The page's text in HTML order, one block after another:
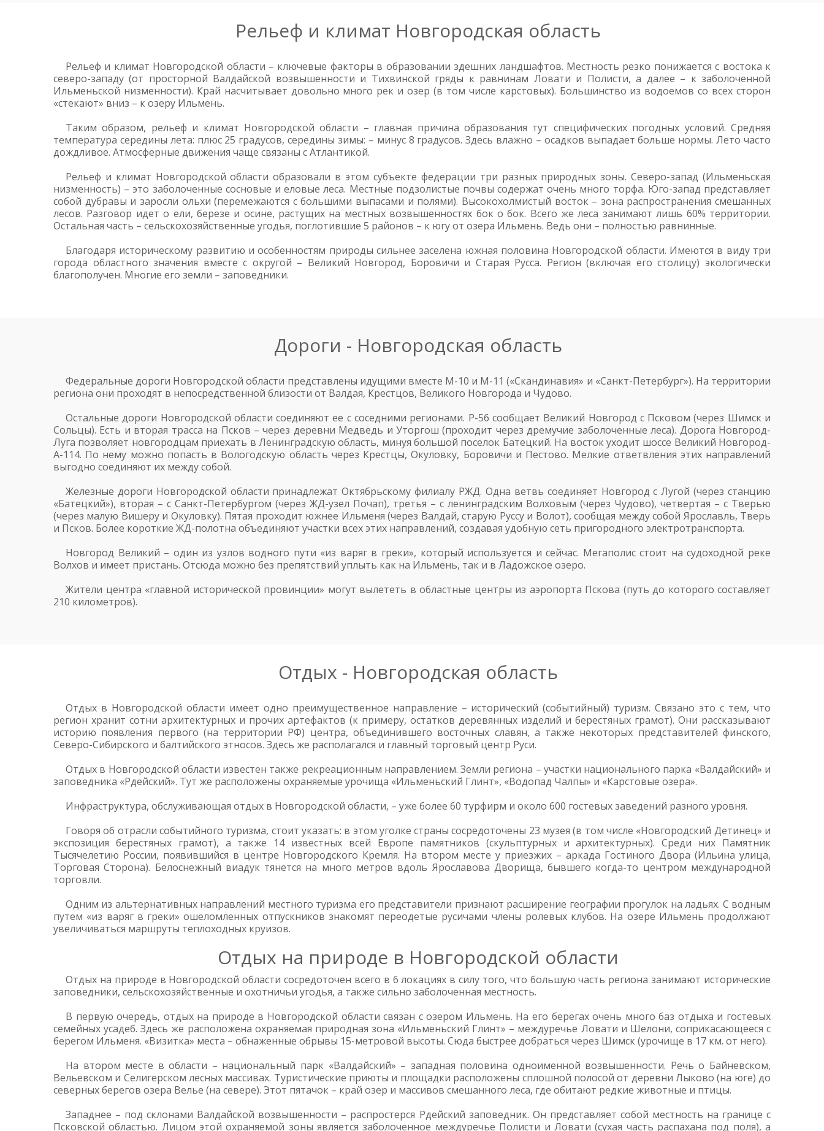
Рельеф и климат Новгородская область
Рельеф и климат Новгородской области – ключевые факторы в образовании здешних ландшафтов. Местность резко понижается с востока к
северо-западу (от просторной Валдайской возвышенности и Тихвинской гряды к равнинам Ловати и Полисти, а далее – к заболоченной
Ильменьской низменности). Край насчитывает довольно много рек и озер (в том числе карстовых). Большинство из водоемов со всех сторон
«стекают» вниз – к озеру Ильмень.
Таким образом, рельеф и климат Новгородской области – главная причина образования тут специфических погодных условий. Средняя
температура середины лета: плюс 25 градусов, середины зимы: – минус 8 градусов. Здесь влажно – осадков выпадает больше нормы. Лето часто
дождливое. Атмосферные движения чаще связаны с Атлантикой.
Рельеф и климат Новгородской области образовали в этом субъекте федерации три разных природных зоны. Северо-запад (Ильменьская
низменность) – это заболоченные сосновые и еловые леса. Местные подзолистые почвы содержат очень много торфа. Юго-запад представляет
собой дубравы и заросли ольхи (перемежаются с большими выпасами и полями). Высокохолмистый восток – зона распространения смешанных
лесов. Разговор идет о ели, березе и осине, растущих на местных возвышенностях бок о бок. Всего же леса занимают лишь 60% территории.
Остальная часть – сельскохозяйственные угодья, поглотившие 5 районов – к югу от озера Ильмень. Ведь они – полностью равнинные.
Благодаря историческому развитию и особенностям природы сильнее заселена южная половина Новгородской области. Имеются в виду три
города областного значения вместе с округой – Великий Новгород, Боровичи и Старая Русса. Регион (включая его столицу) экологически
благополучен. Многие его земли – заповедники.
Дороги - Новгородская область
Федеральные дороги Новгородской области представлены идущими вместе М-10 и М-11 («Скандинавия» и «Санкт-Петербург»). На территории
региона они проходят в непосредственной близости от Валдая, Крестцов, Великого Новгорода и Чудово.
Остальные дороги Новгородской области соединяют ее с соседними регионами. Р-56 сообщает Великий Новгород с Псковом (через Шимск и
Сольцы). Есть и вторая трасса на Псков – через деревни Медведь и Уторгош (проходит через дремучие заболоченные леса). Дорога Новгород-
Луга позволяет новгородцам приехать в Ленинградскую область, минуя большой поселок Батецкий. На восток уходит шоссе Великий Новгород-
А-114. По нему можно попасть в Вологодскую область через Крестцы, Окуловку, Боровичи и Пестово. Мелкие ответвления этих направлений
выгодно соединяют их между собой.
Железные дороги Новгородской области принадлежат Октябрьскому филиалу РЖД. Одна ветвь соединяет Новгород с Лугой (через станцию
«Батецкий»), вторая – с Санкт-Петербургом (через ЖД-узел Почап), третья – с ленинградским Волховым (через Чудово), четвертая – с Тверью
(через малую Вишеру и Окуловку). Пятая проходит южнее Ильменя (через Валдай, старую Руссу и Волот), сообщая между собой Ярославль, Тверь
и Псков. Более короткие ЖД-полотна объединяют участки всех этих направлений, создавая удобную сеть пригородного электротранспорта.
Новгород Великий – один из узлов водного пути «из варяг в греки», который используется и сейчас. Мегаполис стоит на судоходной реке
Волхов и имеет пристань. Отсюда можно без препятствий уплыть как на Ильмень, так и в Ладожское озеро.
Жители центра «главной исторической провинции» могут вылететь в областные центры из аэропорта Пскова (путь до которого составляет
210 километров).
Отдых - Новгородская область
Отдых в Новгородской области имеет одно преимущественное направление – исторический (событийный) туризм. Связано это с тем, что
регион хранит сотни архитектурных и прочих артефактов (к примеру, остатков деревянных изделий и берестяных грамот). Они рассказывают
историю появления первого (на территории РФ) центра, объединившего восточных славян, а также некоторых представителей финского,
Северо-Сибирского и балтийского этносов. Здесь же располагался и главный торговый центр Руси.
Отдых в Новгородской области известен также рекреационным направлением. Земли региона – участки национального парка «Валдайский» и
заповедника «Рдейский». Тут же расположены охраняемые урочища «Ильменьский Глинт», «Водопад Чалпы» и «Карстовые озера».
Инфраструктура, обслуживающая отдых в Новгородской области, – уже более 60 турфирм и около 600 гостевых заведений разного уровня.
Говоря об отрасли событийного туризма, стоит указать: в этом уголке страны сосредоточены 23 музея (в том числе «Новгородский Детинец» и
экспозиция берестяных грамот), а также 14 известных всей Европе памятников (скульптурных и архитектурных). Среди них Памятник
Тысячелетию России, появившийся в центре Новгородского Кремля. На втором месте у приезжих – аркада Гостиного Двора (Ильина улица,
Торговая Сторона). Белоснежный виадук тянется на много метров вдоль Ярославова Дворища, бывшего когда-то центром международной
торговли.
Одним из альтернативных направлений местного туризма его представители признают расширение географии прогулок на ладьях. С водным
путем «из варяг в греки» ошеломленных отпускников знакомят переодетые русичами члены ролевых клубов. На озере Ильмень продолжают
увеличиваться маршруты теплоходных круизов.
Отдых на природе в Новгородской области
Отдых на природе в Новгородской области сосредоточен всего в 6 локациях в силу того, что большую часть региона занимают исторические
заповедники, сельскохозяйственные и охотничьи угодья, а также сильно заболоченная местность.
В первую очередь, отдых на природе в Новгородской области связан с озером Ильмень. На его берегах очень много баз отдыха и гостевых
семейных усадеб. Здесь же расположена охраняемая природная зона «Ильменьский Глинт» – междуречье Ловати и Шелони, соприкасающееся с
берегом Ильменя. «Визитка» места – обнаженные обрывы 15-метровой высоты. Сюда быстрее добраться через Шимск (урочище в 17 км. от него).
На втором месте в области – национальный парк «Валдайский» – западная половина одноименной возвышенности. Речь о Байневском,
Вельевском и Селигерском лесных массивах. Туристические приюты и площадки расположены сплошной полосой от деревни Лыково (на юге) до
северных берегов озера Велье (на севере). Этот пятачок – край озер и массивов смешанного леса, где обитают редкие животные и птицы.
Западнее – под склонами Валдайской возвышенности – распростерся Рдейский заповедник. Он представляет собой местность на границе с
Псковской областью. Лицом этой охраняемой зоны является заболоченное междуречье Полисти и Ловати (сухая часть распахана под поля), а